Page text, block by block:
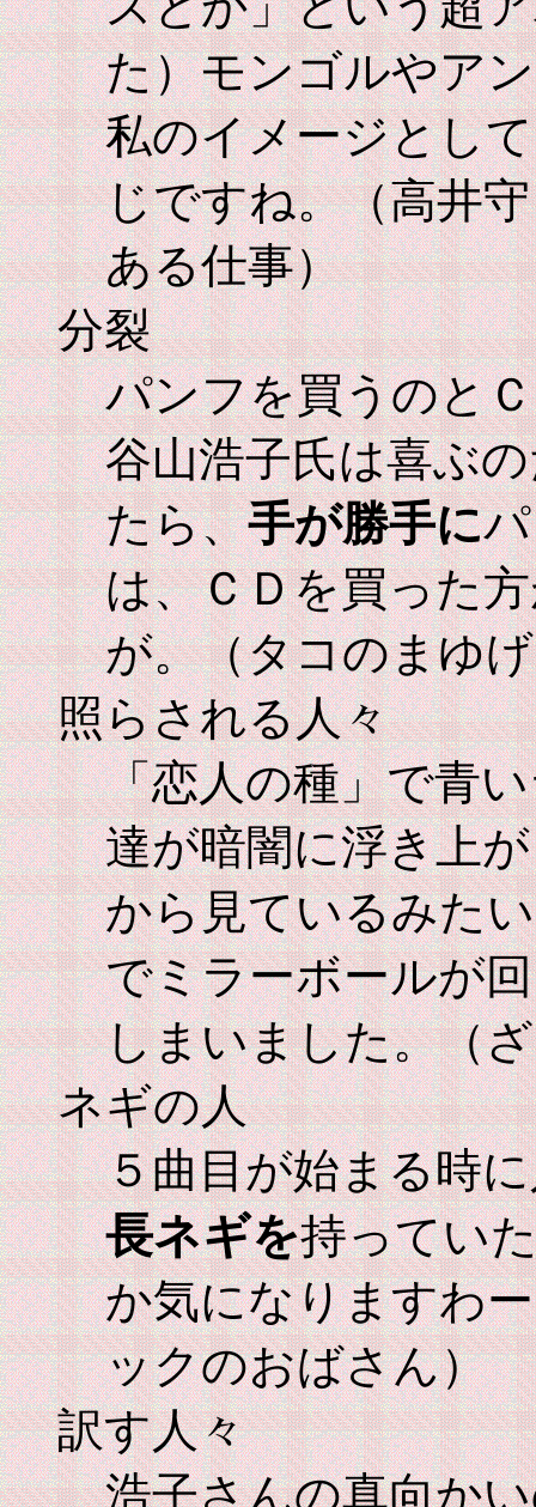
た）モンゴルやア
私のイメージとし
じですね。（高井
ある仕事）
分裂
パンフを買うのと
谷山浩子氏は喜ぶ
たら、手が勝手に
は、ＣＤを買った
が。（タコのまゆ
照らされる人々
「恋人の種」で青
達が暗闇に浮き上
から見ているみた
でミラーボールが
しまいました。（
ネギの人
５曲目が始まる時
長ネギを持ってい
か気になりますわ
ックのおばさん）
訳す人々
浩子さんの真向か